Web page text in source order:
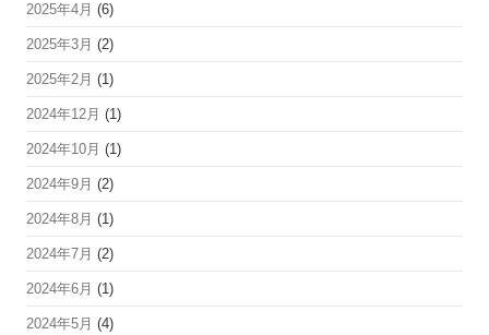
2025年4月 (6)
2025年3月 (2)
2025年2月 (1)
2024年12月 (1)
2024年10月 (1)
2024年9月 (2)
2024年8月 (1)
2024年7月 (2)
2024年6月 (1)
2024年5月 (4)